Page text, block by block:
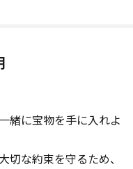
緒に宝物を手に入れよ
切な約束を守るため、